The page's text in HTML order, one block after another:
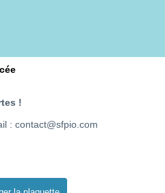
!
: contact@sfpio.com